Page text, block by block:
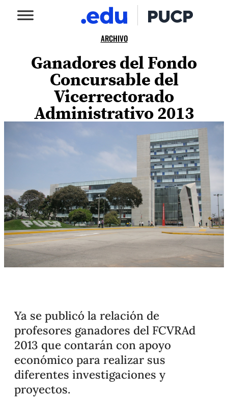
ARCHIVO
Ganadores del Fondo
Concursable del
Vicerrectorado
Administrativo 2013
Ya se publicó la relación de
profesores ganadores del FCVRAd
2013 que contarán con apoyo
económico para realizar sus
diferentes investigaciones y
proyectos.